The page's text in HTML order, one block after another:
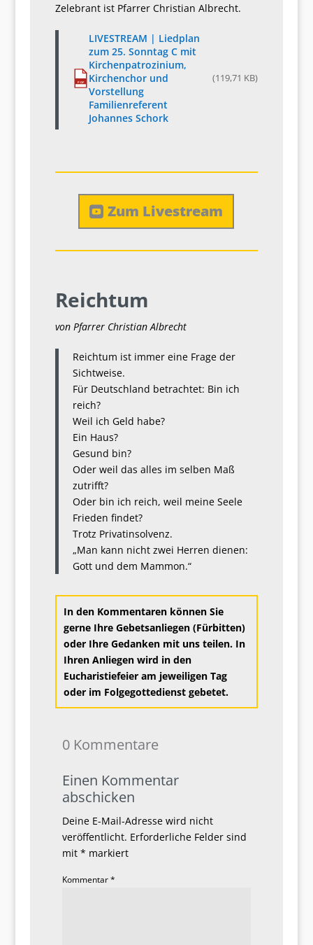
Zelebrant ist Pfarrer Christian Albrecht.
PDF
LIVESTREAM | Liedplan
zum 25. Sonntag C mit
Kirchenpatrozinium,
Kirchenchor und
Vorstellung
Familienreferent
Johannes Schork
(119,71 KB)
Zum Livestream
Reichtum
von Pfarrer Christian Albrecht
Reichtum ist immer eine Frage der
Sichtweise.
Für Deutschland betrachtet: Bin ich
reich?
Weil ich Geld habe?
Ein Haus?
Gesund bin?
Oder weil das alles im selben Maß
zutrifft?
Oder bin ich reich, weil meine Seele
Frieden findet?
Trotz Privatinsolvenz.
„Man kann nicht zwei Herren dienen:
Gott und dem Mammon.“
In den Kommentaren können Sie
gerne Ihre Gebetsanliegen (Fürbitten)
oder Ihre Gedanken mit uns teilen. In
Ihren Anliegen wird in den
Eucharistiefeier am jeweiligen Tag
oder im Folgegottedienst gebetet.
0 Kommentare
Einen Kommentar
abschicken
Deine E-Mail-Adresse wird nicht
veröffentlicht. Erforderliche Felder sind
mit * markiert
Kommentar*